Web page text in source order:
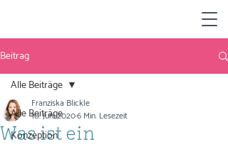
Beitrag
Alle Beiträge
Konzeption
Alle Beiträge
Was ist ein
Franziska Blickle
10. Juni 20206 Min. Lesezeit